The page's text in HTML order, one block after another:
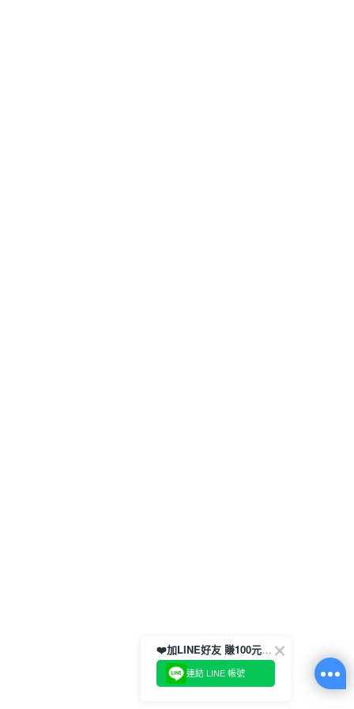
❤️加LINE好友 賺100元券！
連結 LINE 帳號